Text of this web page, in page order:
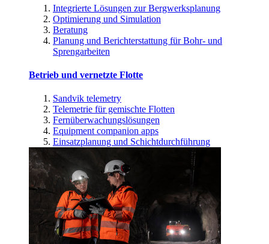
Integrierte Lösungen zur Bergwerksplanung
Optimierung und Simulation
Beratung
Planung und Berichterstattung für Bohr- und
Sprengarbeiten
Betrieb und vernetzte Flotte
Sandvik telemetry
Telemetrie für gemischte Flotten
Fernüberwachungslösungen
Equipment companion apps
Einsatzplanung und Schichtdurchführung